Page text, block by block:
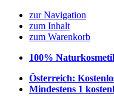
zur Navigation
zum Inhalt
zum Warenkorb
100%
Österreich:
Mindestens 1